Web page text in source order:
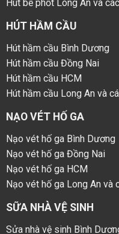
Hút bể phốt Long An và
HÚT HẦM CẦU
Hút hầm cầu Bình Dương
Hút hầm cầu Đồng Nai
Hút hầm cầu HCM
Hút hầm cầu Long An và
NẠO VÉT HỐ GA
Nạo vét hố ga Bình Dương
Nạo vét hố ga Đồng Nai
Nạo vét hố ga HCM
Nạo vét hố ga Long An và
SỮA NHÀ VỆ SINH
Sửa nhà vệ sinh Bình